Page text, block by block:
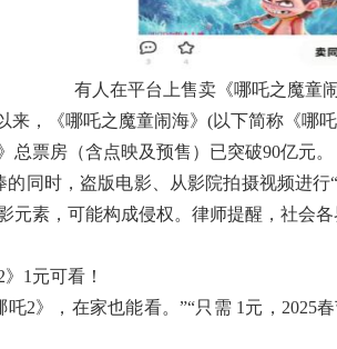
有人在平台上售卖《哪吒之魔童闹
，《哪吒之魔童闹海》(以下简称《哪
总票房（含点映及预售）已突破90亿元。
同时，盗版电影、从影院拍摄视频进
元素，可能构成侵权。律师提醒，社会
1元可看！
》，在家也能看。”“只需 1元，2025